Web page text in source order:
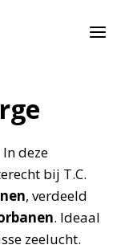
deze
bij T.C.
, verdeeld
. Ideaal
zeelucht.